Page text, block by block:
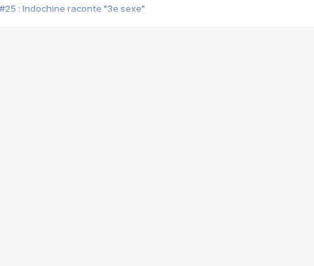
#25 : Indochine raconte "3e sexe"